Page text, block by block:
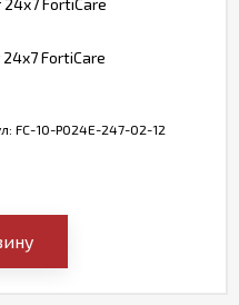
24x7 FortiCare
24x7 FortiCare
FC-10-P024E-247-02-12